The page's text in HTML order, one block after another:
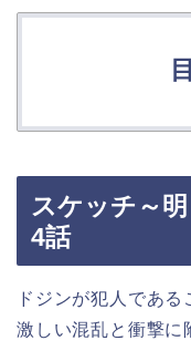
スケッチ～
4話
ドジンが犯人である
激しい混乱と衝撃に